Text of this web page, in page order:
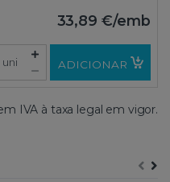
33,89 €/emb
uni ADICIONAR
IVA à taxa legal em vigor.